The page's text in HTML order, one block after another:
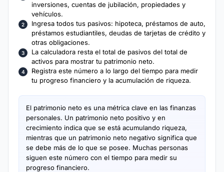
inversiones, cuentas de jubilación, propiedades y
vehículos.
Ingresa todos tus pasivos: hipoteca, préstamos de auto,
préstamos estudiantiles, deudas de tarjetas de crédito y
otras obligaciones.
La calculadora resta el total de pasivos del total de
activos para mostrar tu patrimonio neto.
Registra este número a lo largo del tiempo para medir
tu progreso financiero y la acumulación de riqueza.
El patrimonio neto es una métrica clave en las finanzas
personales. Un patrimonio neto positivo y en
crecimiento indica que se está acumulando riqueza,
mientras que un patrimonio neto negativo significa que
se debe más de lo que se posee. Muchas personas
siguen este número con el tiempo para medir su
progreso financiero.